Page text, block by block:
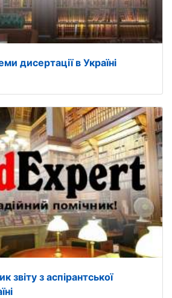
дисертації в Україні
звіту з аспірантської